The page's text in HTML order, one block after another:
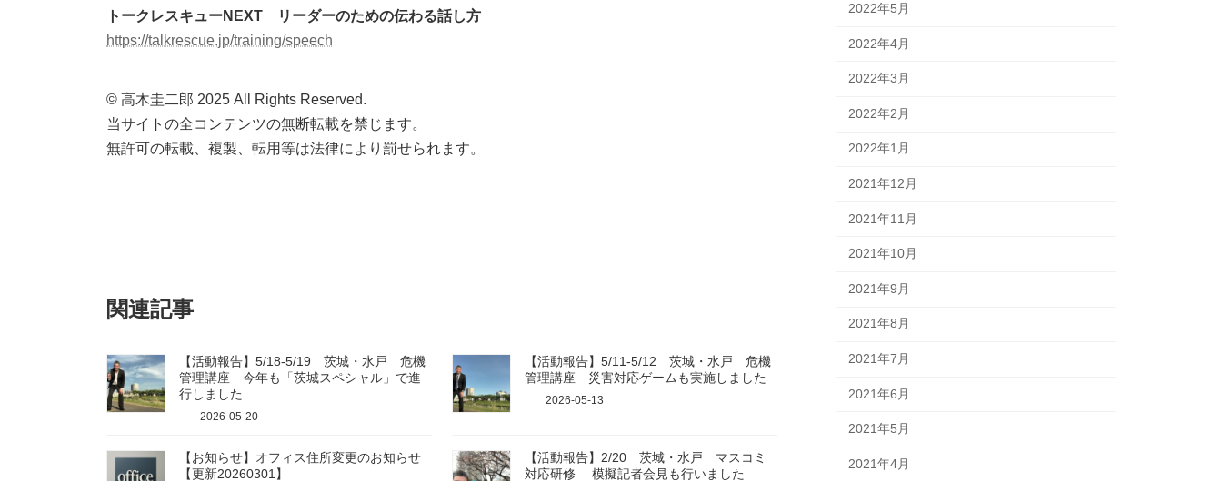
トークレスキューNEXT リーダーのための伝わる話し方
https://talkrescue.jp/training/speech
© 高木圭二郎 2025 All Rights Reserved.
当サイトの全コンテンツの無断転載を禁じます。
無許可の転載、複製、転用等は法律により罰せられます。
関連記事
【活動報告】5/18-5/19 茨城・水戸 危機
管理講座 今年も「茨城スペシャル」で進
行しました
2026-05-20
【活動報告】5/11-5/12 茨城・水戸 危機
管理講座 災害対応ゲームも実施しました
2026-05-13
【お知らせ】オフィス住所変更のお知らせ
【更新20260301】
【活動報告】2/20 茨城・水戸 マスコミ
対応研修 模擬記者会見も行いました
2022年5月
2022年4月
2022年3月
2022年2月
2022年1月
2021年12月
2021年11月
2021年10月
2021年9月
2021年8月
2021年7月
2021年6月
2021年5月
2021年4月